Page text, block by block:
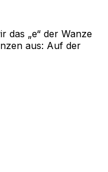
das „e“ der Wanze
aus: Auf der